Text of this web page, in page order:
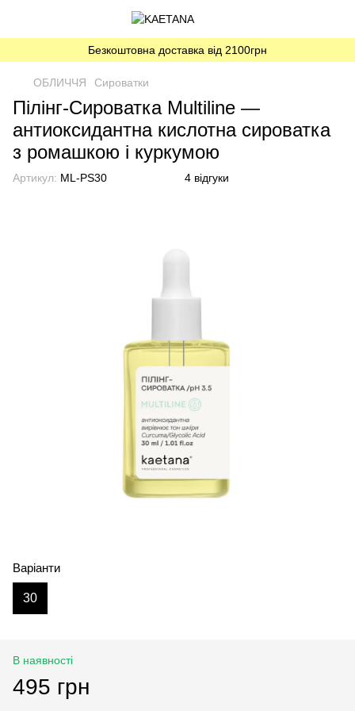
Безкоштовна доставка від 2100грн
ОБЛИЧЧЯ Сироватки
Пілінг-Сироватка Multiline —
антиоксидантна кислотна сироватка
з ромашкою і куркумою
Артикул: ML-PS30 4 відгуки
Варіанти
30
В наявності
495 грн